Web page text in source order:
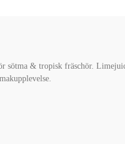
sötma & tropisk fräschör.